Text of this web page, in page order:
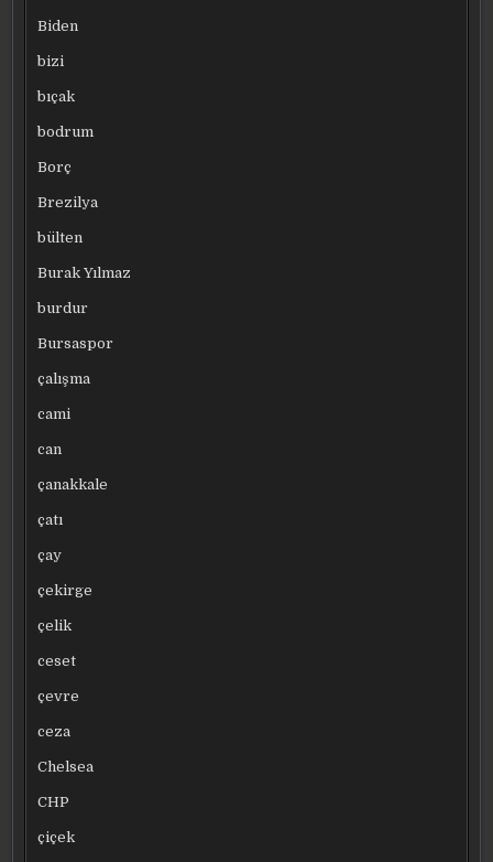
Biden
bizi
bıçak
bodrum
Borç
Brezilya
bülten
Burak Yılmaz
burdur
Bursaspor
çalışma
cami
can
çanakkale
çatı
çay
çekirge
çelik
ceset
çevre
ceza
Chelsea
CHP
çiçek